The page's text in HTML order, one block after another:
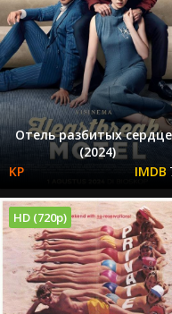
Отель разбитых
(2024)
HD (720p)